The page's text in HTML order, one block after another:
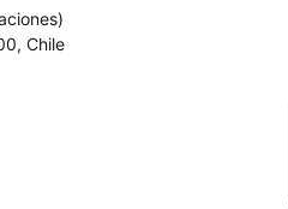
)
Chile